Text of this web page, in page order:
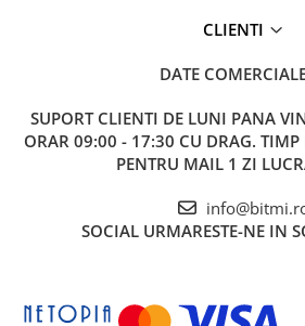
CLIENTI
DATE
SUPORT CLIENTI DE LUNI PANA
ORAR 09:00 - 17:30 CU DRAG. TIMP
PENTRU MAIL 1 ZI
SOCIAL URMARESTE-NE IN